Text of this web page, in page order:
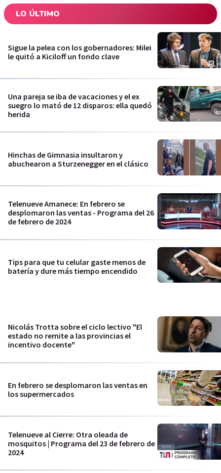
LO ÚLTIMO
Sigue la pelea con los gobernadores: Milei
le quitó a Kiciloff un fondo clave
Una pareja se iba de vacaciones y el ex
suegro lo mató de 12 disparos: ella quedó
herida
Hinchas de Gimnasia insultaron y
abuchearon a Sturzenegger en el clásico
Telenueve Amanece: En febrero se
desplomaron las ventas - Programa del 26
de febrero de 2024
Tips para que tu celular gaste menos de
batería y dure más tiempo encendido
Nicolás Trotta sobre el ciclo lectivo "El
estado no remite a las provincias el
incentivo docente"
En febrero se desplomaron las ventas en
los supermercados
Telenueve al Cierre: Otra oleada de
mosquitos | Programa del 23 de febrero de
2024